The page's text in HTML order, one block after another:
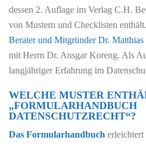
dessen 2. Auflage im Verlag C.H.
von Mustern und Checklisten
Berater und Mitgründer Dr. Matthias
mit Herrn Dr. Ansgar Koreng. Als
langjähriger Erfahrung im
WELCHE MUSTER
„FORMULARHANDBUCH
DATENSCHUTZRECHT“?
Das Formularhandbuch